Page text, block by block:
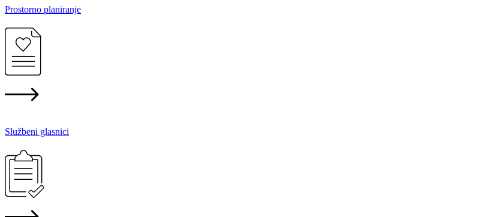
Prostorno planiranje
Službeni glasnici